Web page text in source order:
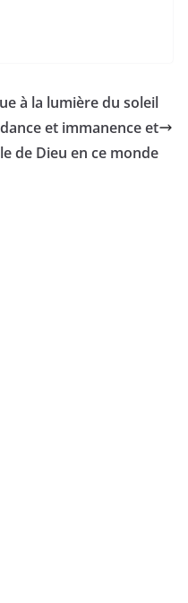
à la lumière du soleil
et immanence et
de Dieu en ce monde